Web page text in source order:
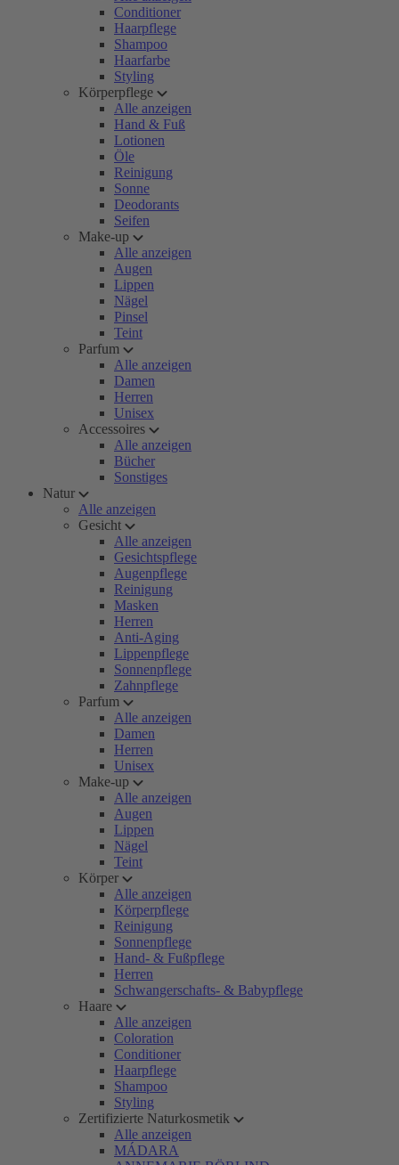
Conditioner
Haarpflege
Shampoo
Haarfarbe
Styling
Körperpflege
Alle anzeigen
Hand & Fuß
Lotionen
Öle
Reinigung
Sonne
Deodorants
Seifen
Make-up
Alle anzeigen
Augen
Lippen
Nägel
Pinsel
Teint
Parfum
Alle anzeigen
Damen
Herren
Unisex
Accessoires
Alle anzeigen
Bücher
Sonstiges
Natur
Alle anzeigen
Gesicht
Alle anzeigen
Gesichtspflege
Augenpflege
Reinigung
Masken
Herren
Anti-Aging
Lippenpflege
Sonnenpflege
Zahnpflege
Parfum
Alle anzeigen
Damen
Herren
Unisex
Make-up
Alle anzeigen
Augen
Lippen
Nägel
Teint
Körper
Alle anzeigen
Körperpflege
Reinigung
Sonnenpflege
Hand- & Fußpflege
Herren
Schwangerschafts- & Babypflege
Haare
Alle anzeigen
Coloration
Conditioner
Haarpflege
Shampoo
Styling
Zertifizierte Naturkosmetik
Alle anzeigen
MÁDARA